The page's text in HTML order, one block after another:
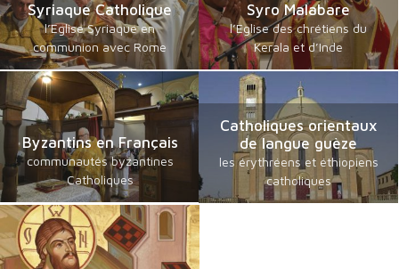
Syriaque Catholique
l’Eglise Syriaque en
communion avec Rome
Syro Malabare
l’Eglise des chrétiens du
Kerala et d’Inde
Byzantins en Français
communautés byzantines
Catholiques
Catholiques orientaux
de langue guèze
les érythréens et éthiopiens
catholiques